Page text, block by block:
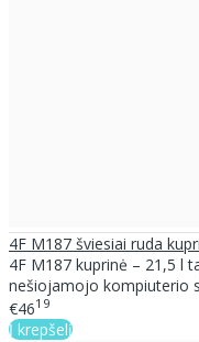
4F M187 šviesiai ruda
4F M187 kuprinė – 21,5 l
nešiojamojo kompiuterio
€4619
Į krepšelį